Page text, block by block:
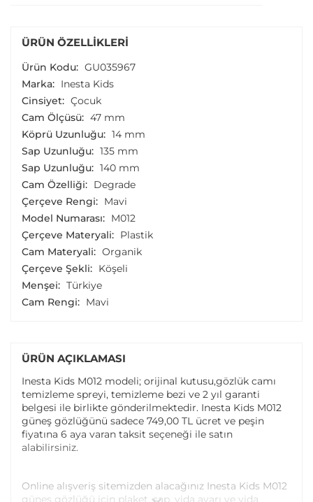
ÜRÜN AÇIKLAMASI
Inesta Kids M012 modeli; orijinal kutusu,gözlük camı
temizleme spreyi, temizleme bezi ve 2 yıl garanti
belgesi ile birlikte gönderilmektedir. Inesta Kids M012
güneş gözlüğünü sadece 749,00 TL ücret ve peşin
fiyatına 6 aya varan taksit seçeneği ile satın
alabilirsiniz.
Online alışveriş sitemizden alacağınız Inesta Kids M012
ÜRÜN ÖZELLIKLERI
Ürün Kodu: GU035967
Marka: Inesta Kids
Cinsiyet: Çocuk
Cam Ölçüsü: 47 mm
Köprü Uzunluğu: 14 mm
Sap Uzunluğu: 135 mm
Sap Uzunluğu: 140 mm
Cam Özelliği: Degrade
Çerçeve Rengi: Mavi
Model Numarası: M012
Çerçeve Materyali: Plastik
Cam Materyali: Organik
Çerçeve Şekli: Köşeli
Menşei: Türkiye
Cam Rengi: Mavi